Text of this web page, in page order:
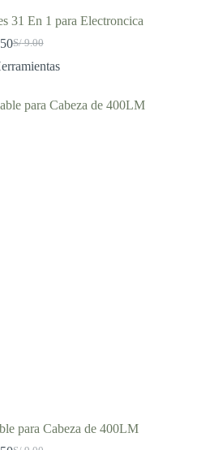
31 En 1 para Electroncica
S/9.00
El
precio
S/ 9.00.
El
precio
S/ 7.50.
para Cabeza de 400LM